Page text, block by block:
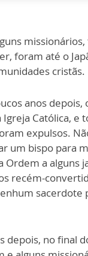
foram até o
cristãs.
anos depois,
Católica, e
expulsos.
um bispo para
Ordem a alguns
recém-
sacerdote
depois, no final